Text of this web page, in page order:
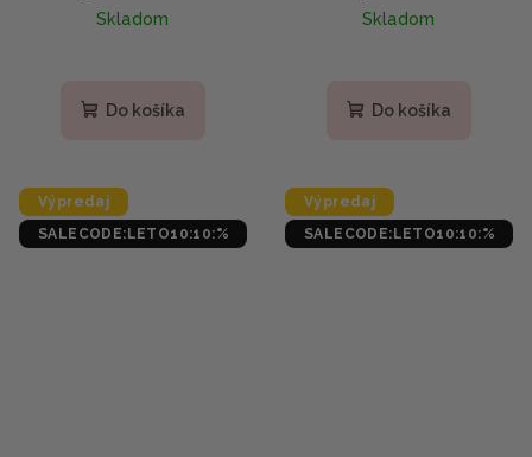
Skladom
Do košíka
Skladom
produktu
hviezdičiek.
Do košíka
Výpredaj
SALECODE:LETO10:10:%
Výpredaj
SALECODE:LETO10:10:%